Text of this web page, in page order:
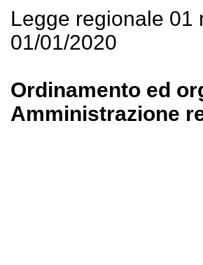
Legge regionale 01
01/01/2020
Ordinamento ed
Amministrazione